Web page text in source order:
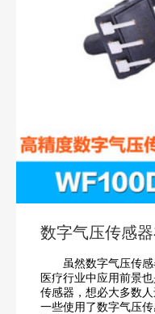
数字气压传感
虽然数字气压传感
医疗行业中应用前景
传感器，想必大多数
一些使用了数字气压